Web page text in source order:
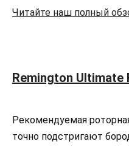
Читайте наш полный
Remington Ultimate
Рекомендуемая
точно подстригают